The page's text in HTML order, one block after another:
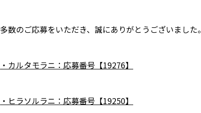
多数のご応募をいただき、誠にありがとうございました。
・カルタモラニ：応募番号【19276】
・ヒラソルラニ：応募番号【19250】